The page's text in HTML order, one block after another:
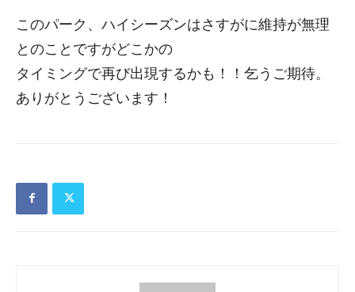
このパーク、ハイシーズンはさすがに維持が無理
とのことですがどこかの
タイミングで再び出現するかも！！乞うご期待。
ありがとうございます！